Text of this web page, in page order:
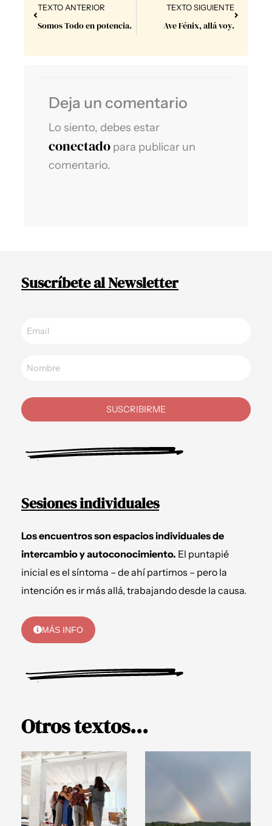
Prev
TEXTO ANTERIOR
Somos Todo en potencia.
TEXTO SIGUIENTE
Ave Fénix, allá voy.
Next
Deja un comentario
Lo siento, debes estar
conectado para publicar un
comentario.
Suscríbete al Newsletter
SUSCRIBIRME
Sesiones individuales
Los encuentros son espacios individuales de
intercambio y autoconocimiento. El puntapié
inicial es el síntoma – de ahí partimos – pero la
intención es ir más allá, trabajando desde la causa.
MÁS INFO
Otros textos...